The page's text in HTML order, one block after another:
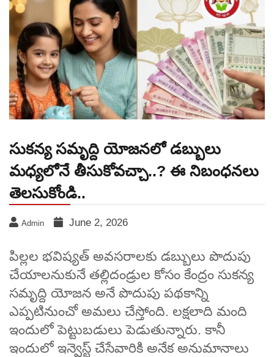
సుకన్య సమృద్ది యోజనలో డబ్బులు
మధ్యలోనే తీసుకోవచ్చా..? ఈ నిబంధనలు
తెలసుకోండి..
Admin June 2, 2026
పిల్లల భవిష్యత్ అవసరాలకు డబ్బులు పొదుపు
చేయాలనుకునే తల్లిదండ్రుల కోసం కేంద్రం సుకన్య
సమృద్ది యోజన అనే పొదుపు పథకాన్ని
ఎప్పటినుంచో అమలు చేస్తోంది. లక్షలాది మంది
ఇందులో పెట్టుబడులు పెడుతున్నారు. కానీ
ఇందులో ఇన్వెస్ట్ చేసేవారికి అనేక అనుమానాలు